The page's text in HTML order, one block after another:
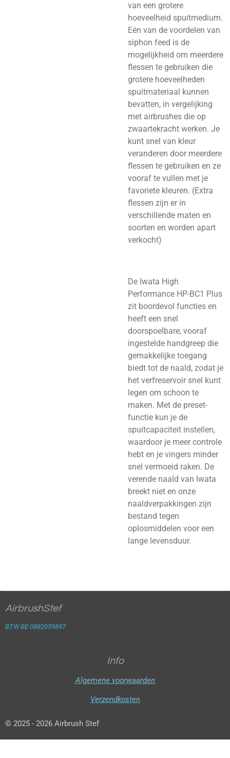
van een grotere
hoeveelheid spuitmedium.
Eén van de voordelen van
siphon feed is de
mogelijkheid om meerdere
flessen te gebruiken die
grotere hoeveelheden
spuitmateriaal kunnen
bevatten, in vergelijking
met airbrushes die op
zwaartekracht werken. Je
kunt snel van kleur
veranderen door meerdere
flessen te gebruiken en ze
vooraf te vullen met je
favoriete kleuren. (Extra
flessen zijn er in
verschillende maten en
soorten en worden apart
verkocht)
De Iwata High
Performance HP-BC1 Plus
zit boordevol functies en
heeft een snel
doorspoelbare, vooraf
ingestelde handgreep die
gemakkelijke toegang
biedt tot de naald, zodat je
het verfreservoir snel kunt
legen om schoon te
maken. Met de preset-
functie kun je de
spuitcapaciteit instellen,
waardoor je meer controle
hebt en je vingers minder
snel vermoeid raken. De
verende naald van Iwata
breekt niet en onze
naaldverpakkingen zijn
bestand tegen
oplosmiddelen voor een
lange levensduur.
AirbrushStef
BTW BE 0882059897
Info
Algemene voorwaarden
Verzendkosten
© 2025 - 2026 Airbrush Stef